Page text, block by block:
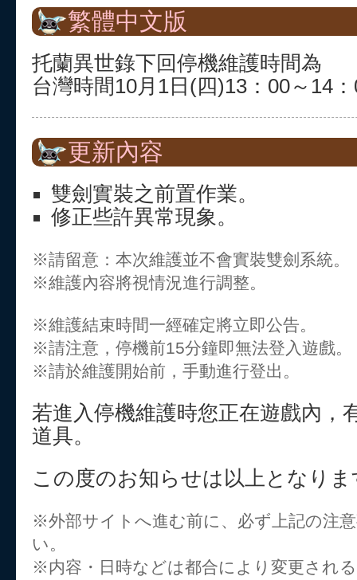
繁體中文版
托蘭異世錄下回停機維護時間為
台灣時間10月1日(四)13：00～14
更新內容
雙劍實裝之前置作業。
修正些許異常現象。
※請留意：本次維護並不會實裝雙劍系統。
※維護內容將視情況進行調整。
※維護結束時間一經確定將立即公告。
※請注意，停機前15分鐘即無法登入遊戲。
※請於維護開始前，手動進行登出。
若進入停機維護時您正在遊戲內，
道具。
この度のお知らせは以上となりま
※外部サイトへ進む前に、必ず上記の注
い。
※内容・日時などは都合により変更され